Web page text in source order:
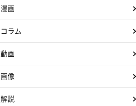
漫画
コラム
動画
画像
解説